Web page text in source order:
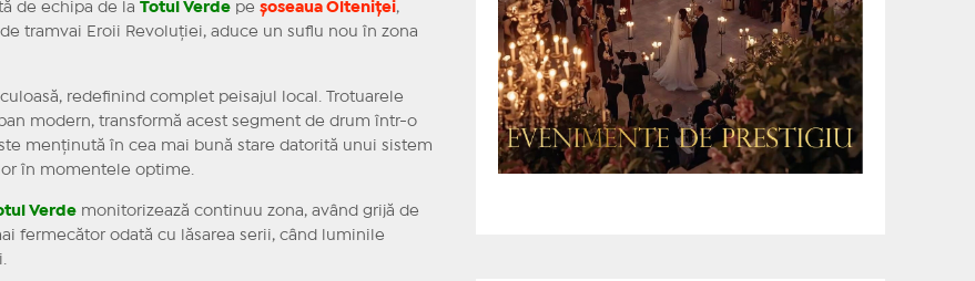
de echipa de la Totul Verdepe șoseaua Olteniței,
tramvai Eroii Revoluției, aduce un suflu nou în zona
redefinind complet peisajul local. Trotuarele
modern, transformă acest segment de drum într-o
menținută în cea mai bună stare datorită unui sistem
în momentele optime.
Verdemonitorizează continuu zona, având grijă de
fermecător odată cu lăsarea serii, când luminile